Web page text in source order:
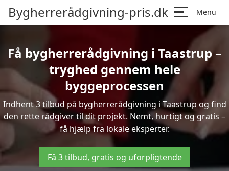
Bygherrerådgivning-pris.dk Menu
Få bygherrerådgivning i Taastrup –
tryghed gennem hele
byggeprocessen
Indhent 3 tilbud på bygherrerådgivning i Taastrup og find
den rette rådgiver til dit projekt. Nemt, hurtigt og gratis –
få hjælp fra lokale eksperter.
Få 3 tilbud, gratis og uforpligtende